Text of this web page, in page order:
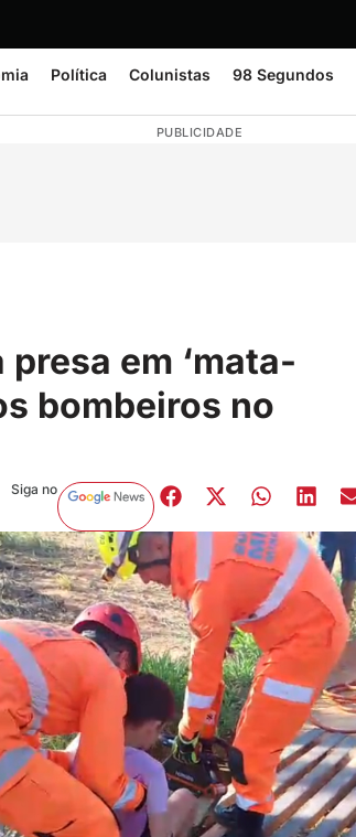
Política Colunistas 98 Segundos
PUBLICIDADE
em ‘mata-
bombeiros no
Siga no